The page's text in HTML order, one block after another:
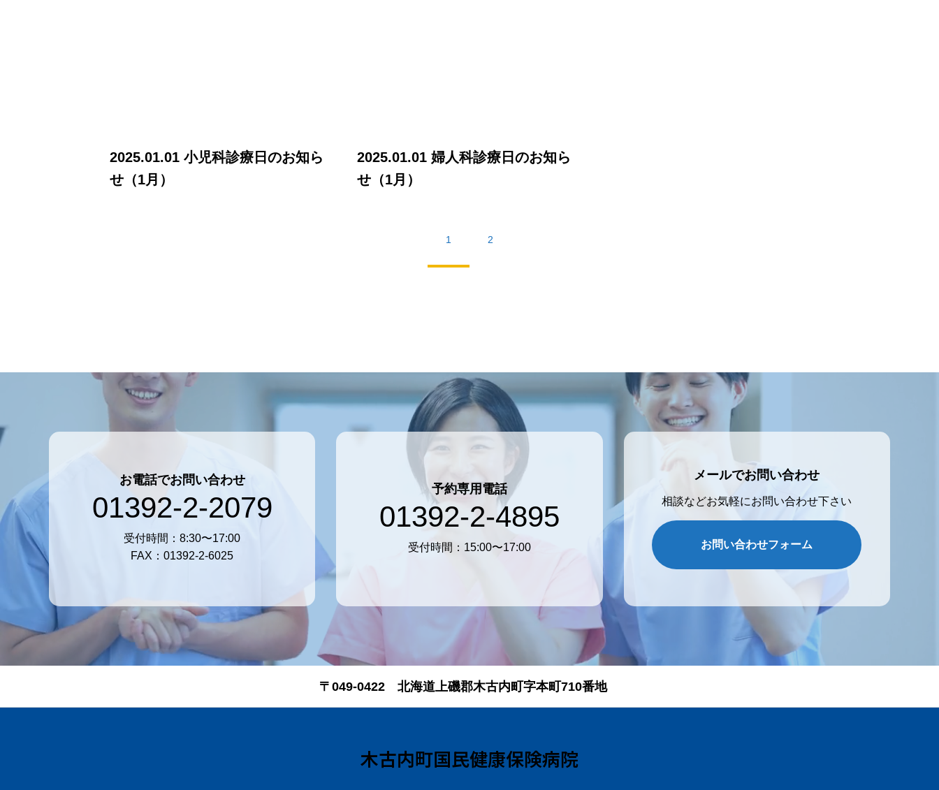
2025.01.01 小児科診療日のお知ら
せ（1月）
2025.01.01 婦人科診療日のお知ら
せ（1月）
1 2
お電話でお問い合わせ
01392-2-2079
受付時間：8:30〜17:00
FAX：01392-2-6025
予約専用電話
01392-2-4895
受付時間：15:00〜17:00
メールでお問い合わせ
相談などお気軽にお問い合わせ下さい
お問い合わせフォーム
〒049-0422 北海道上磯郡木古内町字本町710番地
木古内町国民健康保険病院